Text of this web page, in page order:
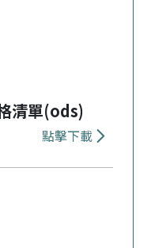
清單(ods)
點擊下載